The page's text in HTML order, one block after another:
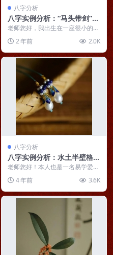
八字分析
八字实例分析：“马头带剑”的
日刃格男命，福气在晚年
老师您好，我出生在一座很小的城
完成学业，戊子年去读...
2 年前 2.0K
八字分析
八字实例分析：水土半壁格女
命，七杀过旺克身大运来救应
老师您好！本人也是一名易学爱好
让我很迷惑，甚至有点...
4 年前 3.6K